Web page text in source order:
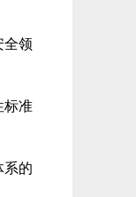
全领
标准
系的